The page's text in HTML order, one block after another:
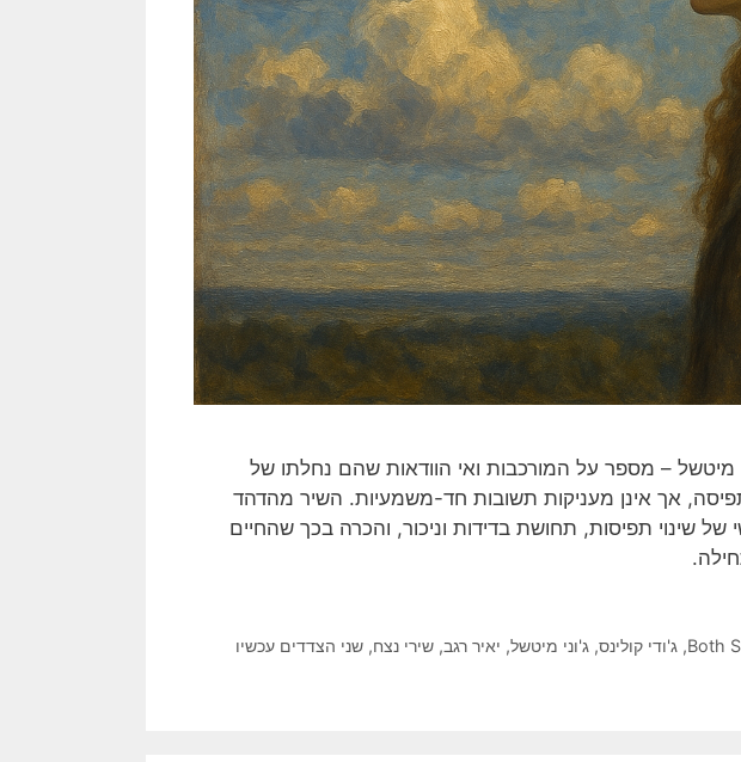
מיטשל – מספר על המורכבות ואי הוודאות שהם נחלתו של
אך אינן מעניקות תשובות חד-משמעיות. השיר מהדהד
של שינוי תפיסות, תחושת בדידות וניכור, והכרה בכך שהחיים
Both
, ג'ודי קולינס, ג'וני מיטשל, יאיר רגב, שירי נצח, שני הצדדים עכשיו